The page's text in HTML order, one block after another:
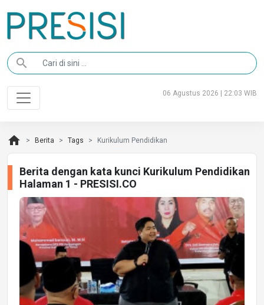
search
06 Agustus 2026 | 22:03 WIB
home Berita Tags Kurikulum Pendidikan
Berita dengan kata kunci Kurikulum Pendidikan
Halaman 1 - PRESISI.CO